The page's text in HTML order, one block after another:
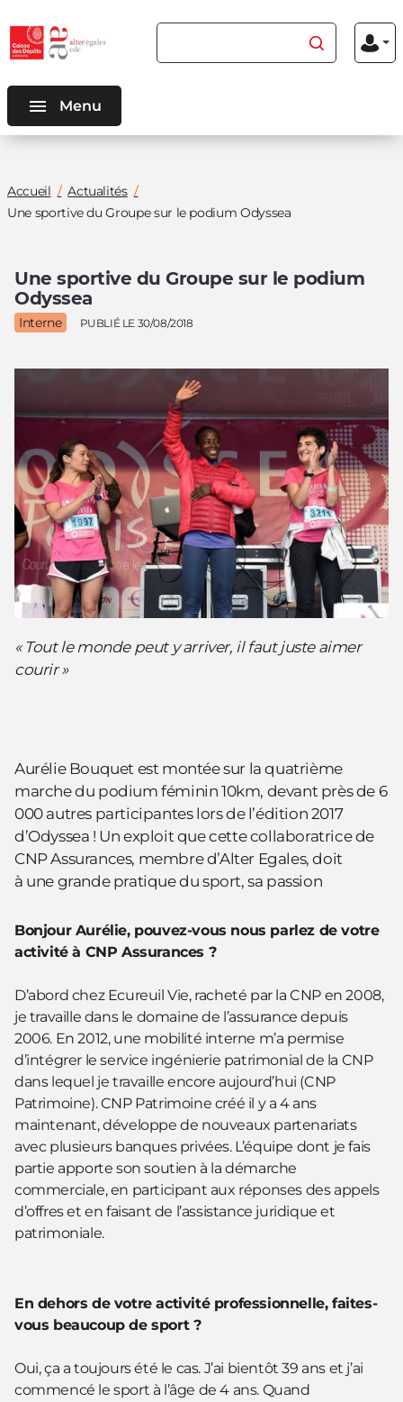
contenu
menu
Rechercher du contenu
Menu
Menu
Vous
êtes
Accueil
Actualités
Une sportive du Groupe sur le podium Odyssea
Une sportive du Groupe sur le podium
Odyssea
Interne PUBLIÉ LE 30/08/2018
« Tout le monde peut y arriver, il faut juste aimer
courir »
Aurélie Bouquet est montée sur la quatrième
marche du podium féminin 10km, devant près de 6
000 autres participantes lors de l’édition 2017
d’Odyssea ! Un exploit que cette collaboratrice de
CNP Assurances, membre d’Alter Egales, doit
à une grande pratique du sport, sa passion
Bonjour Aurélie, pouvez-vous nous parlez de votre
activité à CNP Assurances ?
D’abord chez Ecureuil Vie, racheté par la CNP en 2008,
je travaille dans le domaine de l’assurance depuis
2006. En 2012, une mobilité interne m’a permise
d’intégrer le service ingénierie patrimonial de la CNP
dans lequel je travaille encore aujourd’hui (CNP
Patrimoine). CNP Patrimoine créé il y a 4 ans
maintenant, développe de nouveaux partenariats
avec plusieurs banques privées. L’équipe dont je fais
partie apporte son soutien à la démarche
commerciale, en participant aux réponses des appels
d’offres et en faisant de l’assistance juridique et
patrimoniale.
En dehors de votre activité professionnelle, faites-
vous beaucoup de sport ?
Oui, ça a toujours été le cas. J’ai bientôt 39 ans et j’ai
commencé le sport à l’âge de 4 ans. Quand